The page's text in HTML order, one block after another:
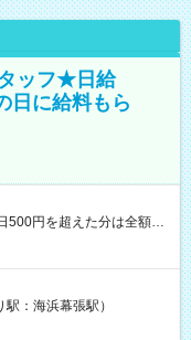
ッフ★日給
日に給料もら
★日払いOK！
お仕事後はコンビニ
：海浜幕張駅）